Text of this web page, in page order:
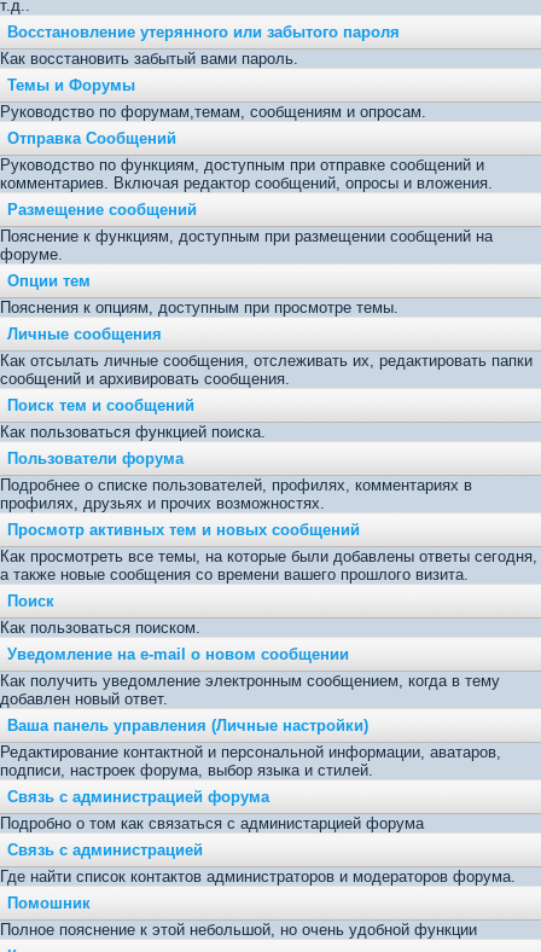
т.д..
Восстановление утерянного или забытого пароля
Как восстановить забытый вами пароль.
Темы и Форумы
Руководство по форумам,темам, сообщениям и опросам.
Отправка Сообщений
Руководство по функциям, доступным при отправке сообщений и
комментариев. Включая редактор сообщений, опросы и вложения.
Размещение сообщений
Пояснение к функциям, доступным при размещении сообщений на
форуме.
Опции тем
Пояснения к опциям, доступным при просмотре темы.
Личные сообщения
Как отсылать личные сообщения, отслеживать их, редактировать папки
сообщений и архивировать сообщения.
Поиск тем и сообщений
Как пользоваться функцией поиска.
Пользователи форума
Подробнее о списке пользователей, профилях, комментариях в
профилях, друзьях и прочих возможностях.
Просмотр активных тем и новых сообщений
Как просмотреть все темы, на которые были добавлены ответы сегодня,
а также новые сообщения со времени вашего прошлого визита.
Поиск
Как пользоваться поиском.
Уведомление на е-mail о новом сообщении
Как получить уведомление электронным сообщением, когда в тему
добавлен новый ответ.
Ваша панель управления (Личные настройки)
Редактирование контактной и персональной информации, аватаров,
подписи, настроек форума, выбор языка и стилей.
Связь с администрацией форума
Подробно о том как связаться с администарцией форума
Связь с администрацией
Где найти список контактов администраторов и модераторов форума.
Помошник
Полное пояснение к этой небольшой, но очень удобной функции